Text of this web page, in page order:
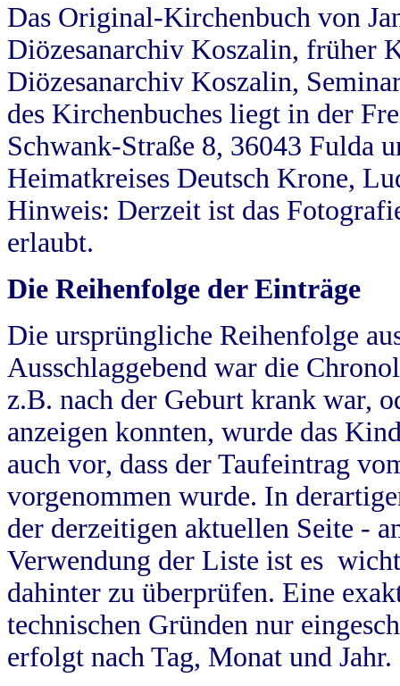
Das Original-Kirchenbuch von
Diözesanarchiv Koszalin, früher
Diözesanarchiv Koszalin,
des Kirchenbuches liegt in der
Schwank-Straße 8, 36043 Fulda
Heimatkreises Deutsch Krone,
Hinweis: Derzeit ist das
erlaubt.
Die Reihenfolge der Einträge
Die ursprüngliche Reihenfolge
Ausschlaggebend war die
z.B. nach der Geburt krank war,
anzeigen konnten, wurde das
auch vor, dass der Taufeintrag
vorgenommen wurde. In
der derzeitigen aktuellen Seite -
Verwendung der Liste ist es
dahinter zu überprüfen. Eine
technischen Gründen nur
erfolgt nach Tag, Monat und Jahr.